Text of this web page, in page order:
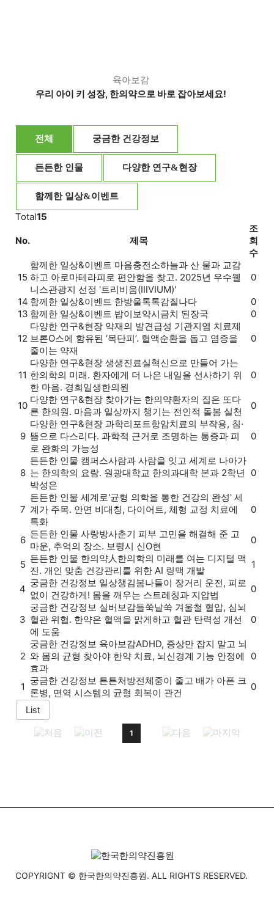
육아보감
우리 아이 키 성장, 한의약으로 바로 잡아보세요!
전체 궁금한 건강정보
든든한 인물 다양한 연구&현장
함께한 일상&이벤트
Total15
No. 제목
조
회
수
15
함께한 일상&이벤트 마음충전소하늘과 산 물과 교감
하고 아로마테라피로 편안함을 찾고. 2025년 우수웰
니스관광지 선정 '트리비움(ⅢVIUM)'
0
14 함께한 일상&이벤트 한방울톡톡감질나다
0
13 함께한 일상&이벤트 밥이보약시금치 된장국 0
12
다양한 연구&현장 약재의 발견급성 기관지염 치료제
브론O스에 함유된 ‘목단피’. 혈액순환을 돕고 염증을
줄이는 약재
0
11
다양한 연구&현장 생생진료실혁신으로 만들어 가는
한의학의 미래. 환자에게 더 나은 내일을 선사하기 위
한 마음. 경희일생한의원
0
10
다양한 연구&현장 찾아가는 한의약환자의 집은 또다
른 한의원. 마음과 일상까지 챙기는 전인적 돌봄 실천
0
9
다양한 연구&현장 과학리포트항암치료의 부작용, 침·
뜸으로 다스리다. 과학적 근거로 조명하는 통증과 피
로 완화의 가능성
0
8
든든한 인물 캠퍼스사람과 사람을 잇고 세계로 나아가
는 한의학의 요람. 원광대학교 한의과대학 본과 2학년
박성은
0
7
든든한 인물 세계로'균형 의학을 통한 건강의 완성' 세
계가 주목. 안면 비대칭, 다이어트, 체형 교정 치료에
특화
0
6
든든한 인물 사랑방사춘기 피부 고민을 해결해 준 고
마운, 추억의 장소. 보령시 신O현
0
5
든든한 인물 한의약人한의학의 미래를 여는 디지털 맥
진. 개인 맞춤 건강관리를 위한 AI 링맥 개발
1
4
궁금한 건강정보 일상챙김봄나들이 장거리 운전, 피로
없이 건강하게! 몸을 깨우는 스트레칭과 지압법
0
3
궁금한 건강정보 실버보감들쑥날쑥 겨울철 혈압, 심뇌
혈관 위협. 한약은 혈액을 맑게하고 혈관 탄력성 개선
에 도움
0
2
궁금한 건강정보 육아보감ADHD, 증상만 잡지 말고 뇌
와 몸의 균형 찾아야 한약 치료, 뇌신경계 기능 안정에
효과
0
1
궁금한 건강정보 튼튼처방전체중이 줄고 배가 아픈 크
론병, 면역 시스템의 균형 회복이 관건
0
1
COPYRIGNT © 한국한의약진흥원. ALL RIGHTS RESERVED.